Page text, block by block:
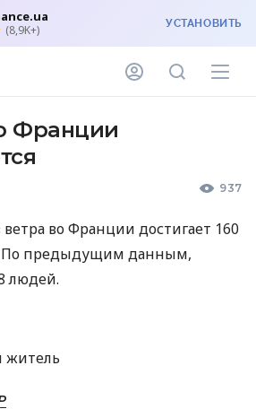
(8,9K+) УСТАНОВИТЬ
Франции
937
во Франции достигает 160
По предыдущим данным,
людей.
житель